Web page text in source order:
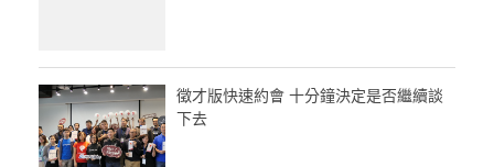
徵才版快速約會 十分鐘決定是否繼續談
下去